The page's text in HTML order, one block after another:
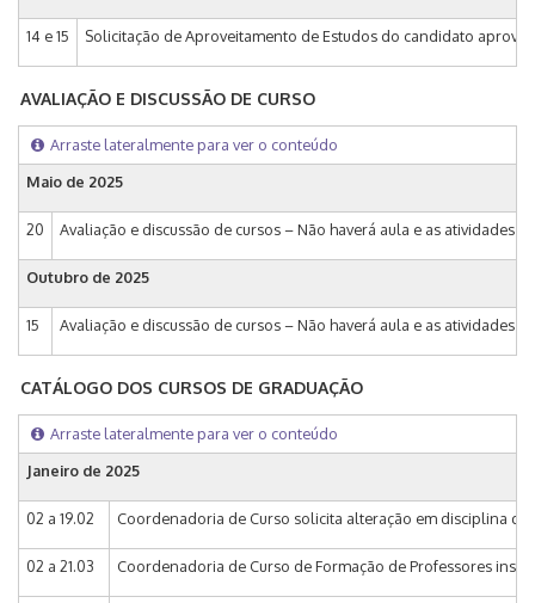
14 e 15 Solicitação de Aproveitamento de Estudos do candidato
AVALIAÇÃO E DISCUSSÃO DE CURSO
Arraste lateralmente para ver o conteúdo
Maio de 2025
20 Avaliação e discussão de cursos – Não haverá aula e as
Outubro de 2025
15 Avaliação e discussão de cursos – Não haverá aula e as
CATÁLOGO DOS CURSOS DE GRADUAÇÃO
Arraste lateralmente para ver o conteúdo
Janeiro de 2025
02 a 19.02 Coordenadoria de Curso solicita alteração em disciplina
02 a 21.03 Coordenadoria de Curso de Formação de Professores